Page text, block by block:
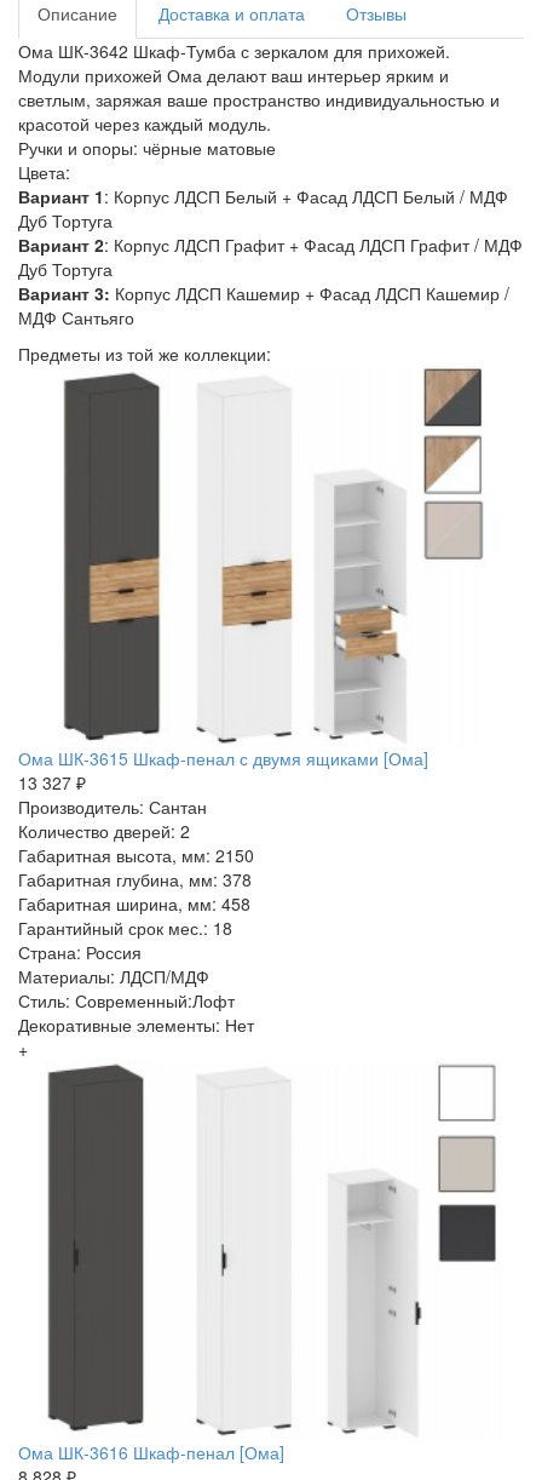
Описание Доставка и оплата
Отзывы
Ома ШК-3642 Шкаф-Тумба с зеркалом для прихожей.
Модули прихожей Ома делают ваш интерьер ярким и
светлым, заряжая ваше пространство индивидуальностью и
красотой через каждый модуль.
Ручки и опоры: чёрные матовые
Цвета:
Вариант 1: Корпус ЛДСП Белый + Фасад ЛДСП Белый / МДФ
Дуб Тортуга
Вариант 2: Корпус ЛДСП Графит + Фасад ЛДСП Графит / МДФ
Дуб Тортуга
Вариант 3: Корпус ЛДСП Кашемир + Фасад ЛДСП Кашемир /
МДФ Сантьяго
Предметы из той же коллекции:
Ома ШК-3615 Шкаф-пенал с двумя ящиками [Ома]
13 327 ₽
Производитель: Сантан
Количество дверей: 2
Габаритная высота, мм: 2150
Габаритная глубина, мм: 378
Габаритная ширина, мм: 458
Гарантийный срок мес.: 18
Страна: Россия
Материалы: ЛДСП/МДФ
Стиль: Современный:Лофт
Декоративные элементы: Нет
+
Ома ШК-3616 Шкаф-пенал [Ома]